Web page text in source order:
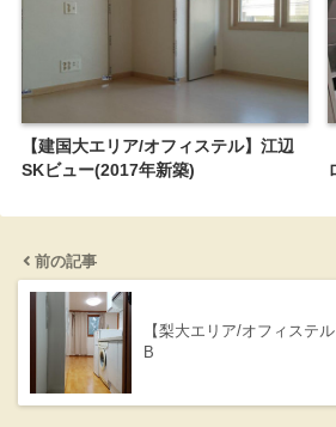
【建国大エリア/オフィステル】江辺
SKビュー(2017年新築)
前の記事
【梨大エリア/オフィステ
B